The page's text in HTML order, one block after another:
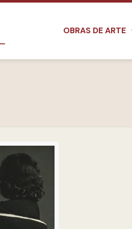
OBRAS DE ARTE